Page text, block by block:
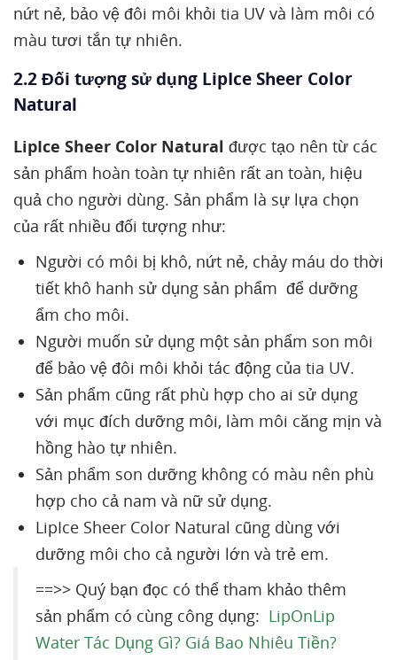
nứt nẻ, bảo vệ đôi môi khỏi tia UV và làm môi có
màu tươi tắn tự nhiên.
2.2 Đối tượng sử dụng LipIce Sheer Color
Natural
LipIce Sheer Color Natural được tạo nên từ các
sản phẩm hoàn toàn tự nhiên rất an toàn, hiệu
quả cho người dùng. Sản phẩm là sự lựa chọn
của rất nhiều đối tượng như:
Người có môi bị khô, nứt nẻ, chảy máu do thời
tiết khô hanh sử dụng sản phẩm để dưỡng
ẩm cho môi.
Người muốn sử dụng một sản phẩm son môi
để bảo vệ đôi môi khỏi tác động của tia UV.
Sản phẩm cũng rất phù hợp cho ai sử dụng
với mục đích dưỡng môi, làm môi căng mịn và
hồng hào tự nhiên.
Sản phẩm son dưỡng không có màu nên phù
hợp cho cả nam và nữ sử dụng.
LipIce Sheer Color Natural cũng dùng với
dưỡng môi cho cả người lớn và trẻ em.
==>> Quý bạn đọc có thể tham khảo thêm
sản phẩm có cùng công dụng: LipOnLip
Water Tác Dụng Gì? Giá Bao Nhiêu Tiền?